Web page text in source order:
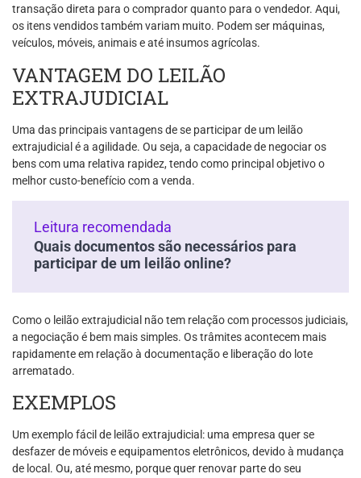
transação direta para o comprador quanto para o vendedor. Aqui,
os itens vendidos também variam muito. Podem ser máquinas,
veículos, móveis, animais e até insumos agrícolas.
VANTAGEM DO LEILÃO
EXTRAJUDICIAL
Uma das principais vantagens de se participar de um leilão
extrajudicial é a agilidade. Ou seja, a capacidade de negociar os
bens com uma relativa rapidez, tendo como principal objetivo o
melhor custo-benefício com a venda.
Leitura recomendada
Quais documentos são necessários para
participar de um leilão online?
Como o leilão extrajudicial não tem relação com processos judiciais,
a negociação é bem mais simples. Os trâmites acontecem mais
rapidamente em relação à documentação e liberação do lote
arrematado.
EXEMPLOS
Um exemplo fácil de leilão extrajudicial: uma empresa quer se
desfazer de móveis e equipamentos eletrônicos, devido à mudança
de local. Ou, até mesmo, porque quer renovar parte do seu